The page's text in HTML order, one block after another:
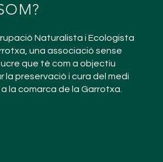
Naturalista i Ecologista
una associació sense
que té com a objectiu
la preservació i cura del medi
la comarca de la Garrotxa.